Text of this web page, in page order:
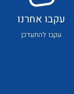
עקבו אחרנו
עקבו להתעדכן